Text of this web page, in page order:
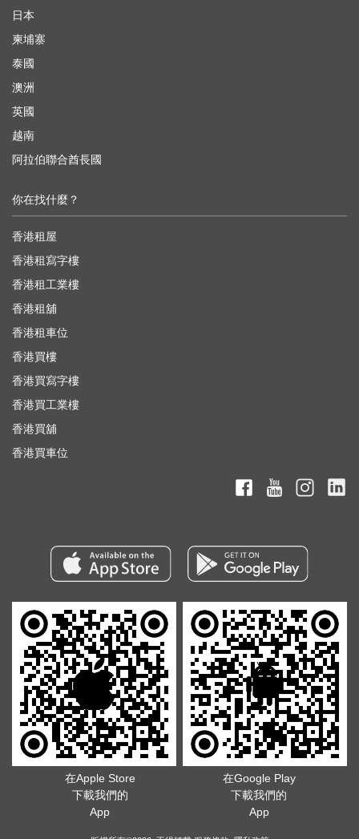
日本
柬埔寨
泰國
澳洲
英國
越南
阿拉伯聯合酋長國
你在找什麼？
香港租屋
香港租寫字樓
香港租工業樓
香港租舖
香港租車位
香港買樓
香港買寫字樓
香港買工業樓
香港買舖
香港買車位
在Apple Store
下載我們的
App
在Google Play
下載我們的
App